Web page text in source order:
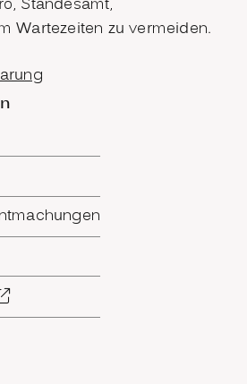
Standesamt,
Wartezeiten zu vermeiden.